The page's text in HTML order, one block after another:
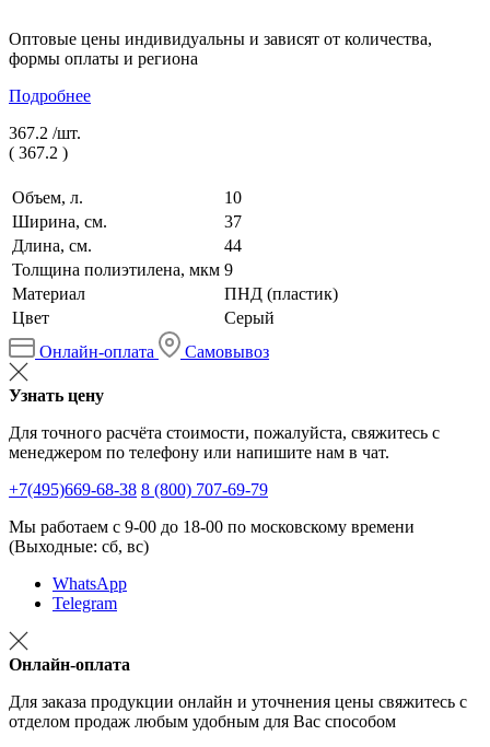
Оптовые цены индивидуальны и зависят от количества,
формы оплаты и региона
Подробнее
367.2 /шт.
( 367.2 )
Объем, л.
10
Ширина, см.
37
Длина, см.
44
Толщина полиэтилена, мкм 9
Материал
ПНД (пластик)
Цвет
Серый
Онлайн-оплата
Самовывоз
Узнать цену
Для точного расчёта стоимости, пожалуйста, свяжитесь с
менеджером по телефону или напишите нам в чат.
+7(495)669-68-38 8 (800) 707-69-79
Мы работаем с 9-00 до 18-00 по московскому времени
(Выходные: сб, вс)
WhatsApp
Telegram
Онлайн-оплата
Для заказа продукции онлайн и уточнения цены свяжитесь с
отделом продаж любым удобным для Вас способом